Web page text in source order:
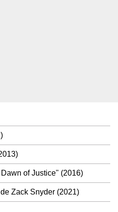
of Justice" (2016)
Zack Snyder (2021)